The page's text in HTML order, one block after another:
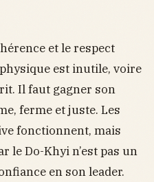
et le respect
est inutile, voire
Il faut gagner son
ferme et juste. Les
fonctionnent, mais
le Do-Khyi n’est pas un
en son leader.